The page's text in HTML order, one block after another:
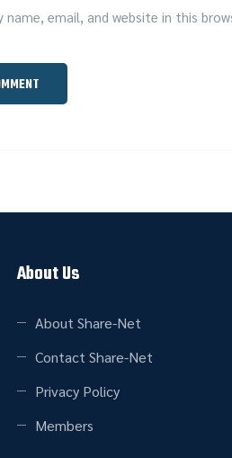
name, email, and website in this
About Us
About Share-Net
Contact Share-Net
Privacy Policy
Members